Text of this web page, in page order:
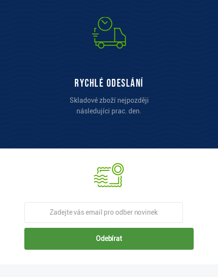
Rychlé odeslání
Skladové zboží nejpozději
následujíci prac. den.
Odebírat